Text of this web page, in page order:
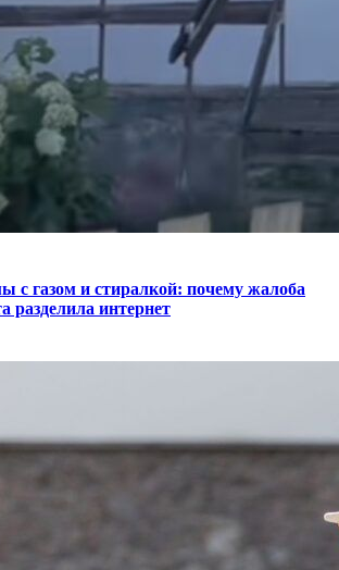
с газом и стиралкой: почему жалоба
разделила интернет